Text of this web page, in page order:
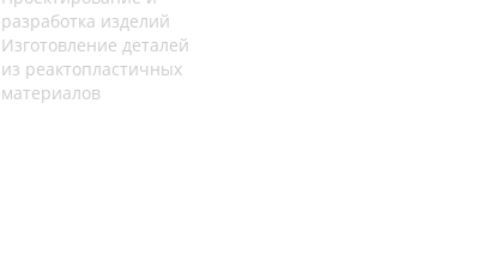
разработка изделий
Изготовление деталей
из реактопластичных
материалов